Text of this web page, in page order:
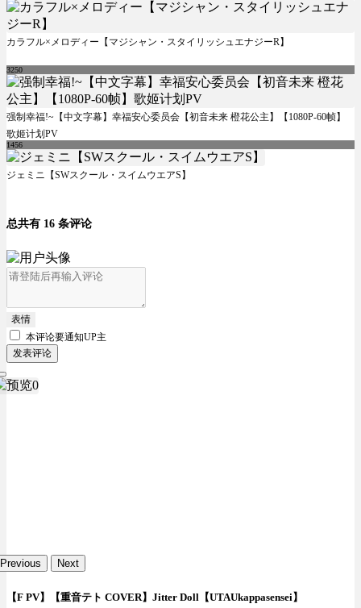
カラフル×メロディー【マジシャン・スタイリッシュエナジーR】
3250
强制幸福!~【中文字幕】幸福安心委员会【初音未来 橙花公主】【1080P-60帧】
歌姬计划PV
1456
ジェミニ【SWスクール・スイムウエアS】
总共有 16 条评论
表情
本评论要通知UP主
发表评论
Previous Next
【F PV】【重音テト COVER】Jitter Doll【UTAUkappasensei】